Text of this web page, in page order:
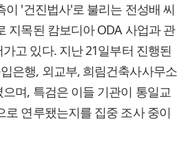
이 '건진법사'로 불리는 전성배 씨
지목된 캄보디아 ODA 사업과 관
고 있다. 지난 21일부터 진행된
은행, 외교부, 희림건축사사무소
며, 특검은 이들 기관이 통일교
로 연루됐는지를 집중 조사 중이